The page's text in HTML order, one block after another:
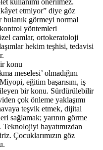
kullanımı önerilmez.
etmiyor” diye göz
bulanık görmeyi normal
yöntemleri
camlar, ortokeratoloji
hekim teşhisi, tedavisi
konu
meselesi’ olmadığını
eğitim başarısını, iş
bir konu. Sürdürülebilir
çok önleme yaklaşımı
teşvik etmek, dijital
sağlamak; yarının görme
Teknolojiyi hayatımızdan
Çocuklarımızın göz